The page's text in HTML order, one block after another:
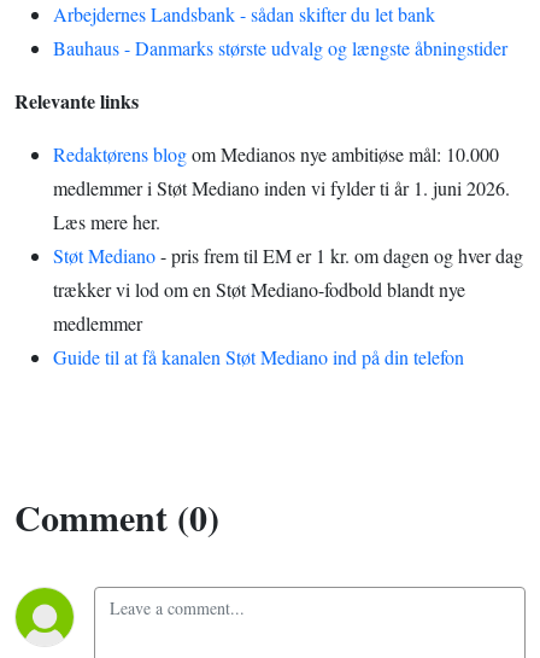
Arbejdernes Landsbank - sådan skifter du let bank
Bauhaus - Danmarks største udvalg og længste åbningstider
Relevante links
Redaktørens blogom Medianos nye ambitiøse mål: 10.000
medlemmer i Støt Mediano inden vi fylder ti år 1. juni 2026.
Læs mere her.
Støt Mediano- pris frem til EM er 1 kr. om dagen og hver dag
trækker vi lod om en Støt Mediano-fodbold blandt nye
medlemmer
Guide til at få kanalen Støt Mediano ind på din telefon
Comment (0)